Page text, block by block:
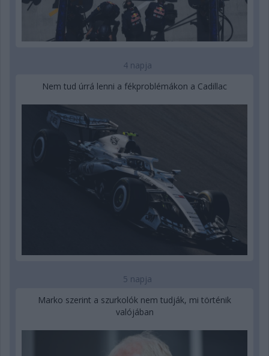
4 napja
Nem tud úrrá lenni a fékproblémákon a Cadillac
5 napja
Marko szerint a szurkolók nem tudják, mi történik
valójában